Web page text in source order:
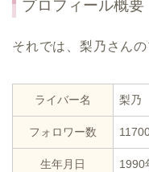
プロフィール概要
それでは、梨乃さん
ライバー名 梨乃
フォロワー数
生年月日 1990